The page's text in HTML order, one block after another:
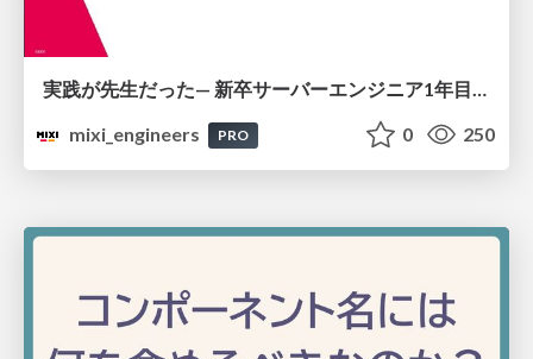
実践が先生だった— 新卒サーバーエンジニア1年目のリアル
mixi_engineers
PRO 0 250